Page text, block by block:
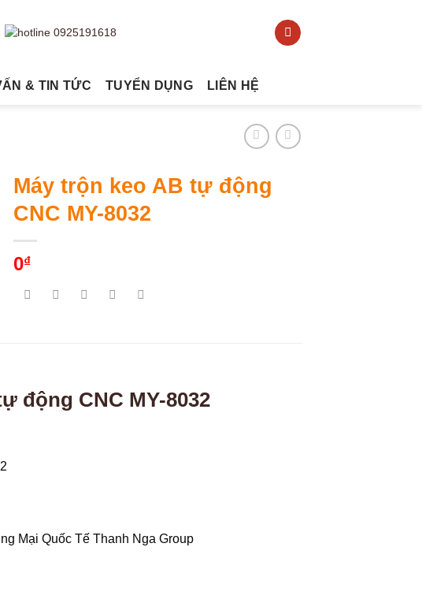
& TIN TỨC TUYỂN DỤNG LIÊN HỆ
Máy trộn keo AB tự động
CNC MY-8032
0₫
động CNC MY-8032
Mại Quốc Tế Thanh Nga Group